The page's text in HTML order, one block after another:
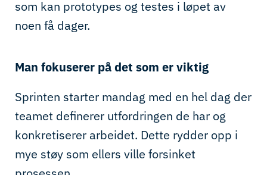
som kan prototypes og testes i løpet av
noen få dager.
Man fokuserer på det som er viktig
Sprinten starter mandag med en hel dag der
teamet definerer utfordringen de har og
konkretiserer arbeidet. Dette rydder opp i
mye støy som ellers ville forsinket